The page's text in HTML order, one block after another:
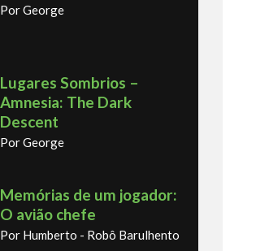
Por George
Lugares Sombrios –
Amnesia: The Dark
Descent
Por George
Memórias de um jogador:
O avião chefe
Por Humberto - Robô Barulhento